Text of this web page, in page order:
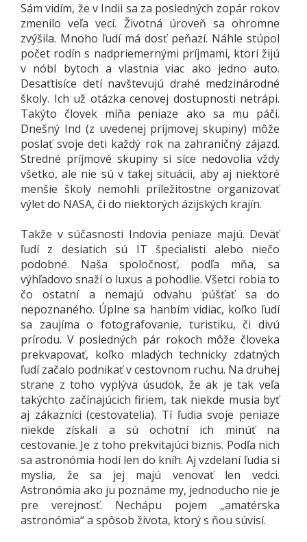
Sám vidím, že v Indii sa za posledných zopár rokov
zmenilo veľa vecí. Životná úroveň sa ohromne
zvýšila. Mnoho ľudí má dosť peňazí. Náhle stúpol
počet rodín s nadpriemernými príjmami, ktorí žijú
v nóbl bytoch a vlastnia viac ako jedno auto.
Desaťtisíce detí navštevujú drahé medzinárodné
školy. Ich už otázka cenovej dostupnosti netrápi.
Takýto človek míňa peniaze ako sa mu páči.
Dnešný Ind (z uvedenej príjmovej skupiny) môže
poslať svoje deti každý rok na zahraničný zájazd.
Stredné príjmové skupiny si síce nedovolia vždy
všetko, ale nie sú v takej situácii, aby aj niektoré
menšie školy nemohli príležitostne organizovať
výlet do NASA, či do niektorých ázijských krajín.
Takže v súčasnosti Indovia peniaze majú. Deväť
ľudí z desiatich sú IT špecialisti alebo niečo
podobné. Naša spoločnosť, podľa mňa, sa
výhľadovo snaží o luxus a pohodlie. Všetci robia to
čo ostatní a nemajú odvahu púšťať sa do
nepoznaného. Úplne sa hanbím vidiac, koľko ľudí
sa zaujíma o fotografovanie, turistiku, či divú
prírodu. V posledných pár rokoch môže človeka
prekvapovať, koľko mladých technicky zdatných
ľudí začalo podnikať v cestovnom ruchu. Na druhej
strane z toho vyplýva úsudok, že ak je tak veľa
takýchto začínajúcich firiem, tak niekde musia byť
aj zákazníci (cestovatelia). Tí ľudia svoje peniaze
niekde získali a sú ochotní ich minúť na
cestovanie. Je z toho prekvitajúci biznis. Podľa nich
sa astronómia hodí len do kníh. Aj vzdelaní ľudia si
myslia, že sa jej majú venovať len vedci.
Astronómia ako ju poznáme my, jednoducho nie je
pre verejnosť. Nechápu pojem „amatérska
astronómia“ a spôsob života, ktorý s ňou súvisí.